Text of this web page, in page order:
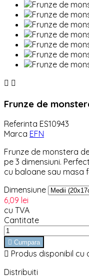
 
Frunze de
Referinta ES10943
Marca EFN
Frunze de monstera
pe 3 dimensiuni.
cu baloane sau masa
Dimensiune
6,09 lei
cu TVA
Cantitate
 Cumpara
 Produs disponibil cu
Distribuiti